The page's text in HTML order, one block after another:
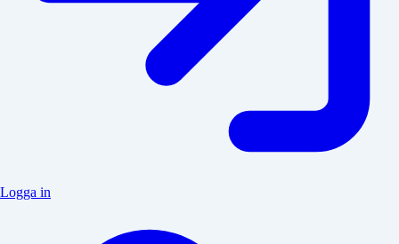
Logga in